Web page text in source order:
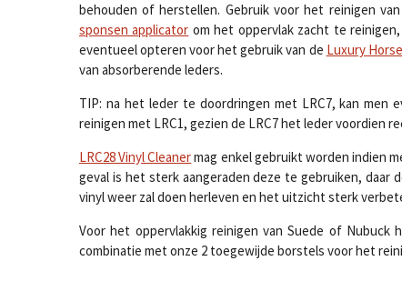
behouden of herstellen. Gebruik voor het reinigen
sponsen applicator om het oppervlak zacht te
eventueel opteren voor het gebruik van de Luxury
van absorberende leders.
TIP: na het leder te doordringen met LRC7, kan men
reinigen met LRC1, gezien de LRC7 het leder voordien
LRC28 Vinyl Cleanermag enkel gebruikt worden indien
geval is het sterk aangeraden deze te gebruiken, daar
vinyl weer zal doen herleven en het uitzicht sterk
Voor het oppervlakkig reinigen van Suede of Nubuck
combinatie met onze 2 toegewijde borstels voor het